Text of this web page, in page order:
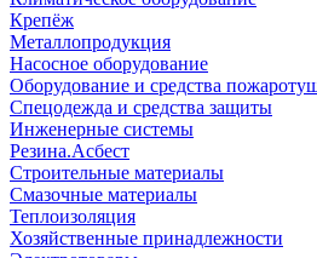
Крепёж
Металлопродукция
Насосное оборудование
Оборудование и средства
Спецодежда и средства защиты
Инженерные системы
Резина.Асбест
Строительные материалы
Смазочные материалы
Теплоизоляция
Хозяйственные принадлежности